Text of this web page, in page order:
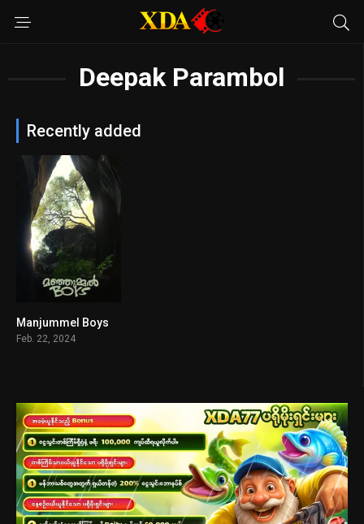
Deepak Parambol
Recently added
8.4
Manjummel Boys
Feb. 22, 2024